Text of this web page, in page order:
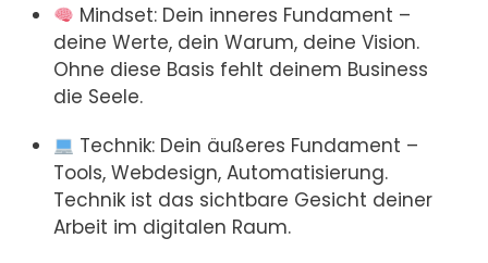
Mindset: Dein inneres Fundament –
deine Werte, dein Warum, deine Vision.
Ohne diese Basis fehlt deinem Business
die Seele.
Technik: Dein äußeres Fundament –
Tools, Webdesign, Automatisierung.
Technik ist das sichtbare Gesicht deiner
Arbeit im digitalen Raum.